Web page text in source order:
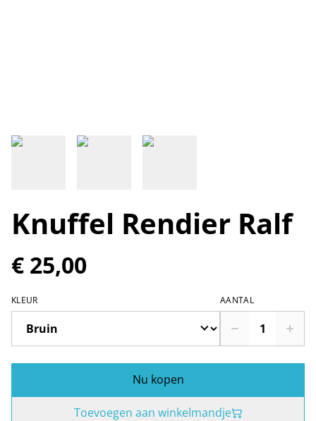
Knuffel Rendier Ralf
€ 25,00
KLEUR AANTAL
Nu kopen
Toevoegen aan winkelmandje